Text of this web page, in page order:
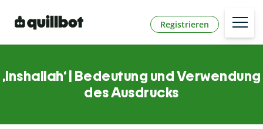
Registrieren
‚Inshallah‘ | Bedeutung und Verwendung
des Ausdrucks